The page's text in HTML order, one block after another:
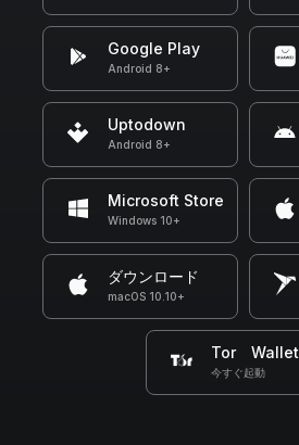
Google Play
Android 8+
Uptodown
Android 8+
Microsoft Store
Windows 10+
ダウンロード
macOS 10.10+
Tor Wallet
今すぐ起動